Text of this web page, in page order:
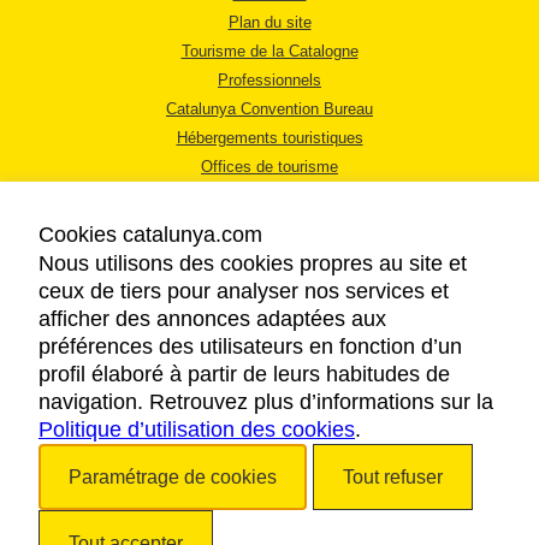
Plan du site
Tourisme de la Catalogne
Professionnels
Catalunya Convention Bureau
Hébergements touristiques
Offices de tourisme
MENTIONS LÉGALES
RÈGLES DE CONFIDENTIALITÉ
COOKIES
ACCESSIBILITÉ
Cookies catalunya.com
Nous utilisons des cookies propres au site et
ceux de tiers pour analyser nos services et
afficher des annonces adaptées aux
préférences des utilisateurs en fonction d’un
profil élaboré à partir de leurs habitudes de
navigation. Retrouvez plus d’informations sur la
Politique d’utilisation des cookies.
Paramétrage de cookies Tout refuser